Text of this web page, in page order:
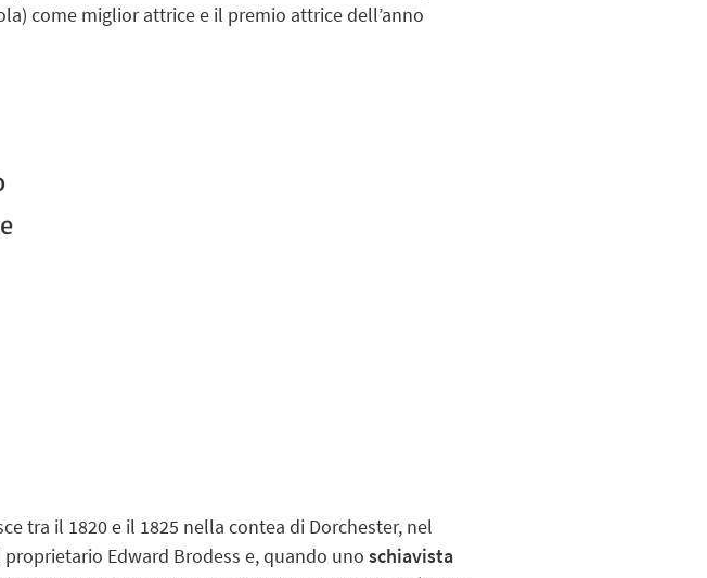
come miglior attrice e il premio attrice dell’anno
tra il 1820 e il 1825 nella contea di Dorchester, nel
Edward Brodess e, quando unoschiavista